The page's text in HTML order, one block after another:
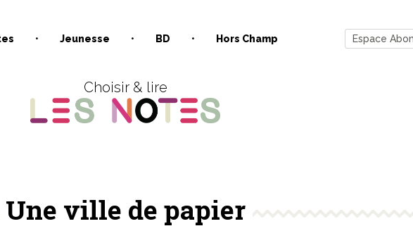
Jeunesse BD Hors Champ Espace
Choisir & lire
Une ville de papier